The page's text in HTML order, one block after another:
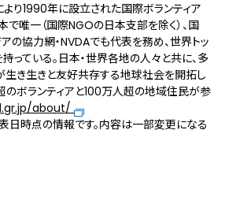
り1990年に設立された国際ボランティア
で唯一（国際NGOの日本支部を除く）、国
の協力網・NVDAでも代表を務め、世界トッ
っている。日本・世界各地の人々と共に、多
生き生きと友好共存する地球社会を開拓し
のボランティアと100万人超の地域住民が参
about/
日時点の情報です。内容は一部変更になる